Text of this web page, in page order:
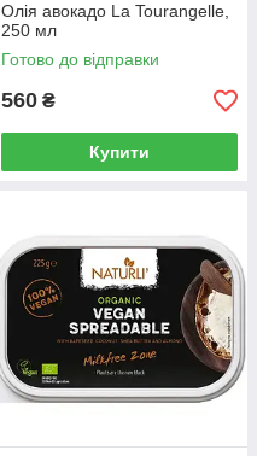
Олія авокадо La Tourangelle,
250 мл
Готово до відправки
560 ₴
Купити